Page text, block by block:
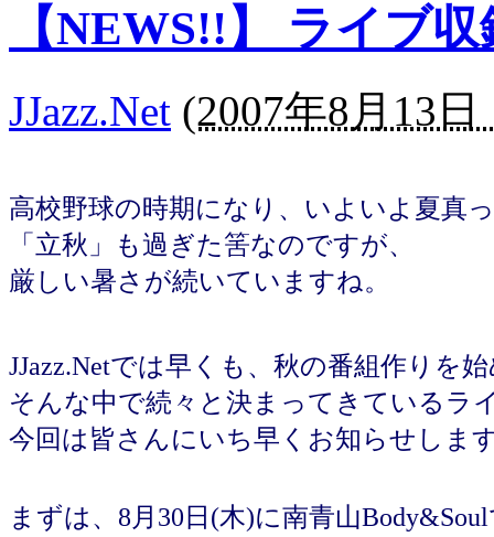
【NEWS!!】 ライブ
JJazz.Net (2007年8月13日
高校野球の時期になり、いよいよ夏真
「立秋」も過ぎた筈なのですが、
厳しい暑さが続いていますね。
JJazz.Netでは早くも、秋の番組作りを
そんな中で続々と決まってきているラ
今回は皆さんにいち早くお知らせしま
まずは、8月30日(木)に南青山